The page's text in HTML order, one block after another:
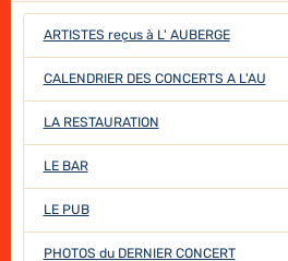
ARTISTES reçus à L' AUBERGE
CALENDRIER DES CONCERTS A L'AU
LA RESTAURATION
LE BAR
LE PUB
PHOTOS du DERNIER CONCERT